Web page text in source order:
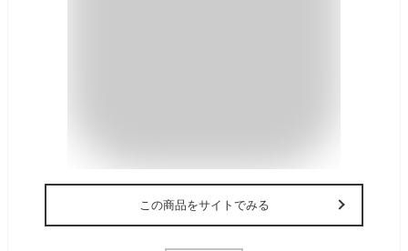
この商品をサイトでみる